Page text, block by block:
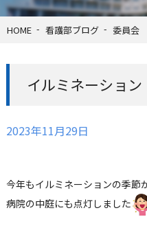
HOME 看護部ブログ 委員会
イルミネーション
2023年11月29日
今年もイルミネーションの季節
病院の中庭にも点灯しました